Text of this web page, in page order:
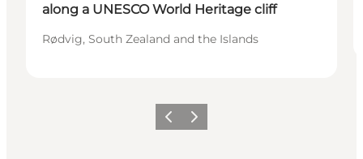
along a UNESCO World Heritage cliff
Rødvig, South Zealand and the Islands
Vorige Volgende